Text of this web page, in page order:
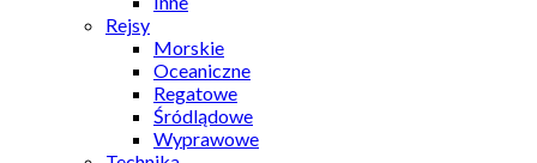
Rejsy
Morskie
Oceaniczne
Regatowe
Śródlądowe
Wyprawowe